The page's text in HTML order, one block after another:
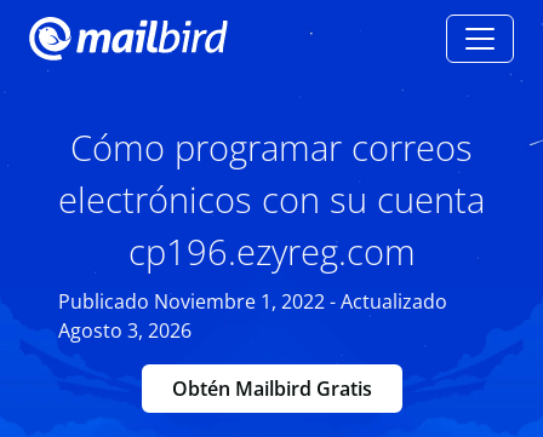
Cómo programar correos
electrónicos con su cuenta
cp196.ezyreg.com
Publicado Noviembre 1, 2022 - Actualizado
Agosto 3, 2026
Obtén Mailbird Gratis